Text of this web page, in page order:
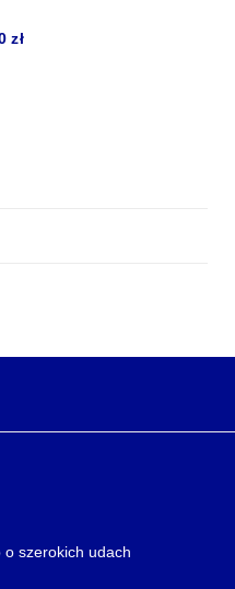
zł
o szerokich udach